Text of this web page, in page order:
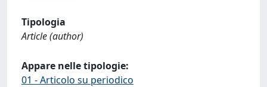
Tipologia
Article (author)
Appare nelle tipologie:
01 - Articolo su periodico